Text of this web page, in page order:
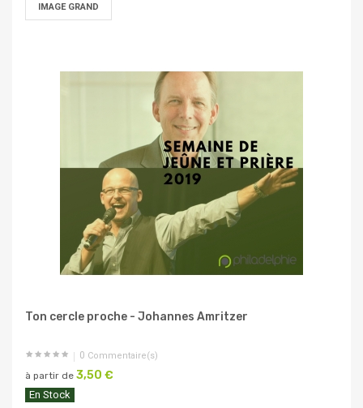
IMAGE GRAND
Ton cercle proche - Johannes Amritzer
0 Commentaire(s)
à partir de 3,50 €
En Stock